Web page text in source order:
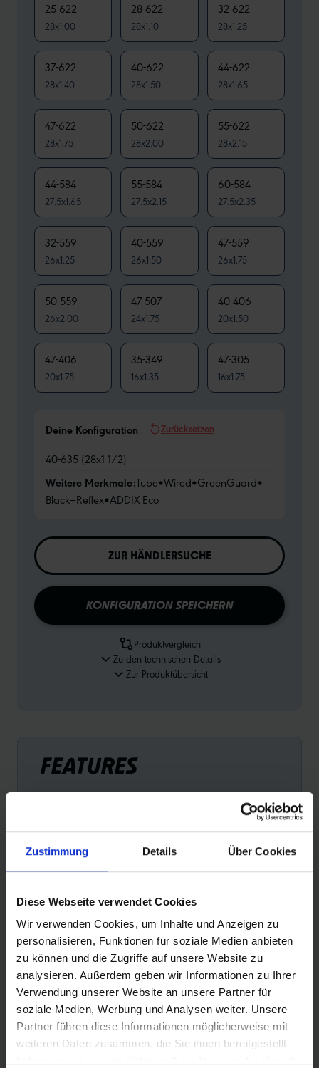
Zustimmung Details Über Cookies
Diese Webseite verwendet Cookies
Wir verwenden Cookies, um Inhalte und Anzeigen zu
personalisieren, Funktionen für soziale Medien anbieten
zu können und die Zugriffe auf unsere Website zu
analysieren. Außerdem geben wir Informationen zu Ihrer
Verwendung unserer Website an unsere Partner für
soziale Medien, Werbung und Analysen weiter. Unsere
Partner führen diese Informationen möglicherweise mit
weiteren Daten zusammen, die Sie ihnen bereitgestellt
25-622
28x1.00
28-622
28x1.10
32-622
28x1.25
37-622
28x1.40
40-622
28x1.50
44-622
28x1.65
47-622
28x1.75
50-622
28x2.00
55-622
28x2.15
44-584
27.5x1.65
55-584
27.5x2.15
60-584
27.5x2.35
32-559
26x1.25
40-559
26x1.50
47-559
26x1.75
50-559
26x2.00
47-507
24x1.75
40-406
20x1.50
47-406
20x1.75
35-349
16x1.35
47-305
16x1.75
Deine Konfiguration Zurücksetzen
40-635 (28x1 1/2)
Weitere Merkmale:Tube•Wired•GreenGuard•
Black+Reflex•ADDIX Eco
ZUR HÄNDLERSUCHE
KONFIGURATION SPEICHERN
Produktvergleich
Zu den technischen Details
Zur Produktübersicht
FEATURES
Wahl für alle Pedelecs mit einer Tretunterstützung bis 25
km/h. Das wichtigstes Kriterium für diese Empfehlung: